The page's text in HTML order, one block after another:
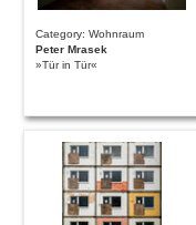
Category: Wohnraum
Peter Mrasek
»Tür in Tür«